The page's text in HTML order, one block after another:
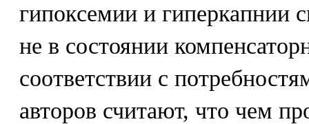
гипоксемии и гиперкапнии
не в состоянии
соответствии с
авторов считают, что чем